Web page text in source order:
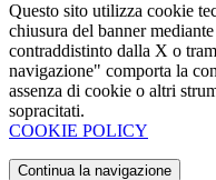
Questo sito utilizza cookie
chiusura del banner
contraddistinto dalla X o
navigazione" comporta la
assenza di cookie o altri
sopracitati.
COOKIE POLICY
Continua la navigazione